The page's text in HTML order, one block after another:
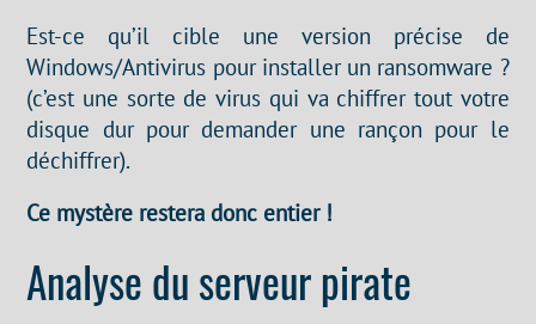
Est-ce qu’il cible une version précise de
Windows/Antivirus pour installer un ransomware ?
(c’est une sorte de virus qui va chiffrer tout votre
disque dur pour demander une rançon pour le
déchiffrer).
Ce mystère restera donc entier !
Analyse du serveur pirate